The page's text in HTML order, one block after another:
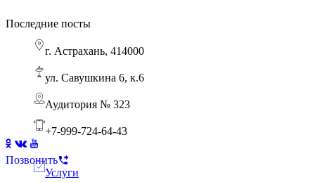
Последние посты
Ребенок боится горшка: пошаговый АВА-тренинг для родителей
Ава терапия
г. Астрахань, 414000
ул. Савушкина 6, к.6
Аудитория № 323
+7-999-724-64-43
Позвонить
Услуги